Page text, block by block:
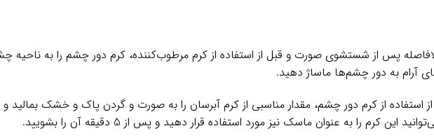
پس از شستشوی صورت و قبل از استفاده از کرم مرطوب‌کننده، کرم دور چشم را به ناحیه
آرام به دور چشم‌ها ماساژ دهید.
استفاده از کرم دور چشم، مقدار مناسبی از کرم آبرسان را به صورت و گردن پاک و خشک
این کرم را به عنوان ماسک نیز مورد استفاده قرار دهید و پس از 5 دقیقه آن را بشویید.